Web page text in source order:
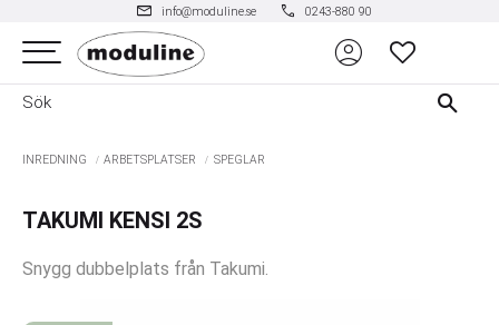
Meny
mail info@moduline.se phone 0243-880 90
account_circle FAVORITER
INREDNING ARBETSPLATSER SPEGLAR
TAKUMI KENSI 2S
Snygg dubbelplats från Takumi.